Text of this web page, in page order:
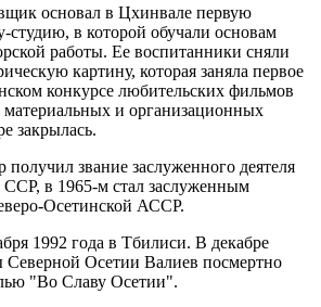
основал в Цхинвале первую
в которой обучали основам
работы. Ее воспитанники сняли
картину, которая заняла первое
конкурсе любительских фильмов
материальных и организационных
закрылась.
получил звание заслуженного деятеля
ССР, в 1965-м стал заслуженным
Осетинской АССР.
1992 года в Тбилиси. В декабре
Северной Осетии Валиев посмертно
"Во Славу Осетии".